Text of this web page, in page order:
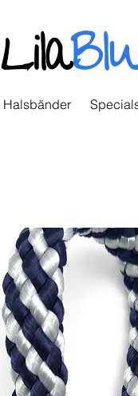
Lila
Halsbänder